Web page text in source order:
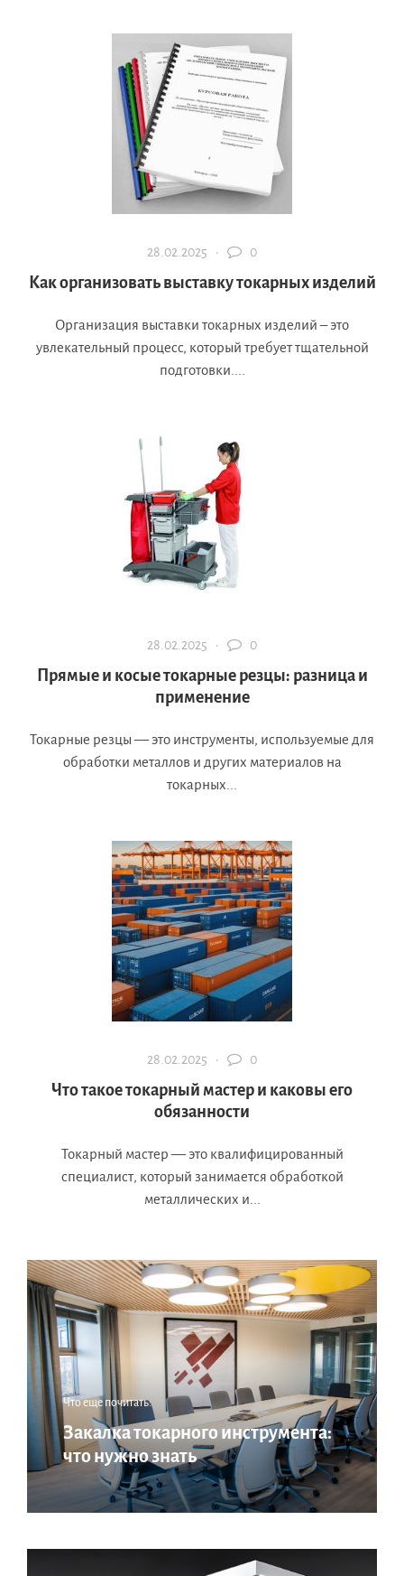
28.02.2025 · 0
Как организовать выставку токарных изделий
Организация выставки токарных изделий – это
увлекательный процесс, который требует тщательной
подготовки....
28.02.2025 · 0
Прямые и косые токарные резцы: разница и
применение
Токарные резцы — это инструменты, используемые для
обработки металлов и других материалов на
токарных...
28.02.2025 · 0
Что такое токарный мастер и каковы его
обязанности
Токарный мастер — это квалифицированный
специалист, который занимается обработкой
металлических и...
Что еще почитать:
Закалка токарного инструмента:
что нужно знать